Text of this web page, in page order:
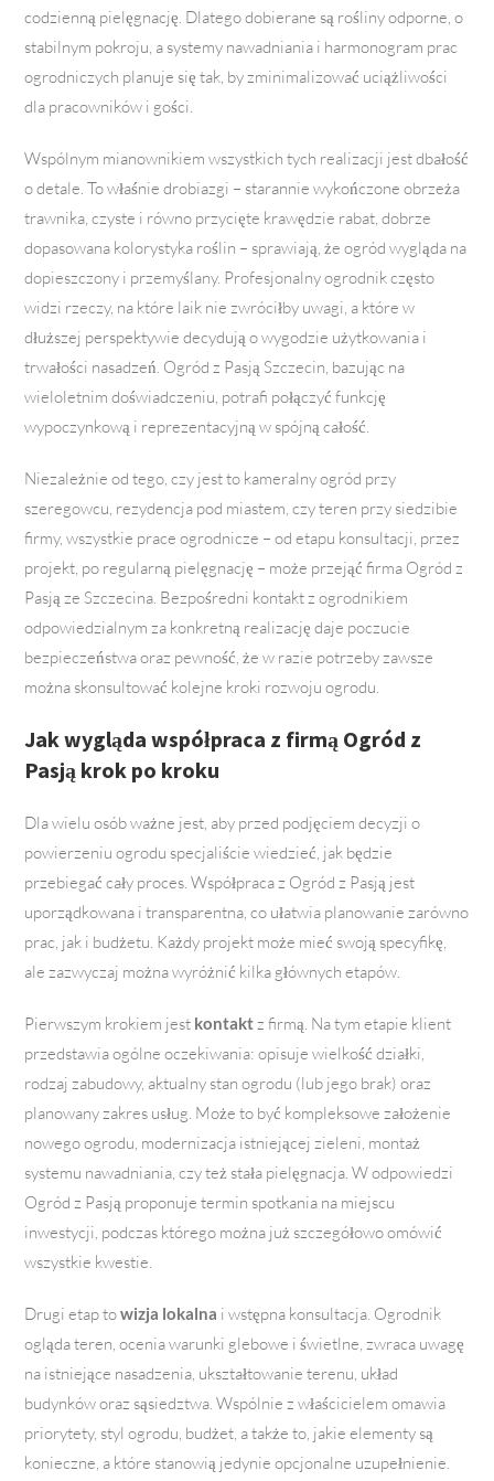
codzienną pielęgnację. Dlatego dobierane są rośliny odporne, o
stabilnym pokroju, a systemy nawadniania i harmonogram prac
ogrodniczych planuje się tak, by zminimalizować uciążliwości
dla pracowników i gości.
Wspólnym mianownikiem wszystkich tych realizacji jest dbałość
o detale. To właśnie drobiazgi – starannie wykończone obrzeża
trawnika, czyste i równo przycięte krawędzie rabat, dobrze
dopasowana kolorystyka roślin – sprawiają, że ogród wygląda na
dopieszczony i przemyślany. Profesjonalny ogrodnik często
widzi rzeczy, na które laik nie zwróciłby uwagi, a które w
dłuższej perspektywie decydują o wygodzie użytkowania i
trwałości nasadzeń. Ogród z Pasją Szczecin, bazując na
wieloletnim doświadczeniu, potrafi połączyć funkcję
wypoczynkową i reprezentacyjną w spójną całość.
Niezależnie od tego, czy jest to kameralny ogród przy
szeregowcu, rezydencja pod miastem, czy teren przy siedzibie
firmy, wszystkie prace ogrodnicze – od etapu konsultacji, przez
projekt, po regularną pielęgnację – może przejąć firma Ogród z
Pasją ze Szczecina. Bezpośredni kontakt z ogrodnikiem
odpowiedzialnym za konkretną realizację daje poczucie
bezpieczeństwa oraz pewność, że w razie potrzeby zawsze
można skonsultować kolejne kroki rozwoju ogrodu.
Jak wygląda współpraca z firmą Ogród z
Pasją krok po kroku
Dla wielu osób ważne jest, aby przed podjęciem decyzji o
powierzeniu ogrodu specjaliście wiedzieć, jak będzie
przebiegać cały proces. Współpraca z Ogród z Pasją jest
uporządkowana i transparentna, co ułatwia planowanie zarówno
prac, jak i budżetu. Każdy projekt może mieć swoją specyfikę,
ale zazwyczaj można wyróżnić kilka głównych etapów.
Pierwszym krokiem jest kontaktz firmą. Na tym etapie klient
przedstawia ogólne oczekiwania: opisuje wielkość działki,
rodzaj zabudowy, aktualny stan ogrodu (lub jego brak) oraz
planowany zakres usług. Może to być kompleksowe założenie
nowego ogrodu, modernizacja istniejącej zieleni, montaż
systemu nawadniania, czy też stała pielęgnacja. W odpowiedzi
Ogród z Pasją proponuje termin spotkania na miejscu
inwestycji, podczas którego można już szczegółowo omówić
wszystkie kwestie.
Drugi etap towizja lokalna i wstępna konsultacja. Ogrodnik
ogląda teren, ocenia warunki glebowe i świetlne, zwraca uwagę
na istniejące nasadzenia, ukształtowanie terenu, układ
budynków oraz sąsiedztwa. Wspólnie z właścicielem omawia
priorytety, styl ogrodu, budżet, a także to, jakie elementy są
konieczne, a które stanowią jedynie opcjonalne uzupełnienie.